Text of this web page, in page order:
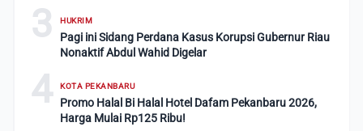
3 HUKRIM
Pagi ini Sidang Perdana Kasus Korupsi Gubernur Riau
Nonaktif Abdul Wahid Digelar
4 KOTA PEKANBARU
Promo Halal Bi Halal Hotel Dafam Pekanbaru 2026,
Harga Mulai Rp125 Ribu!